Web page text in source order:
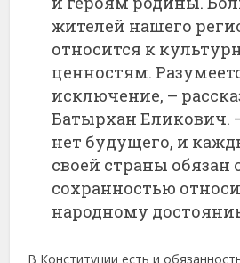
жителей нашего
относится к
ценностям.
исключение, –
Батырхан Еликович.
нет будущего, и
своей страны обязан
сохранностью
народному
В Конституции есть и